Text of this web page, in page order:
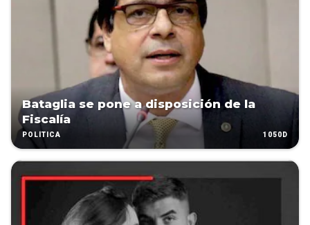
Bataglia se pone a disposición de la
Fiscalía
POLÍTICA 1050D